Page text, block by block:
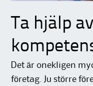
Ta hjälp
Det är onekligen
företag. Ju större